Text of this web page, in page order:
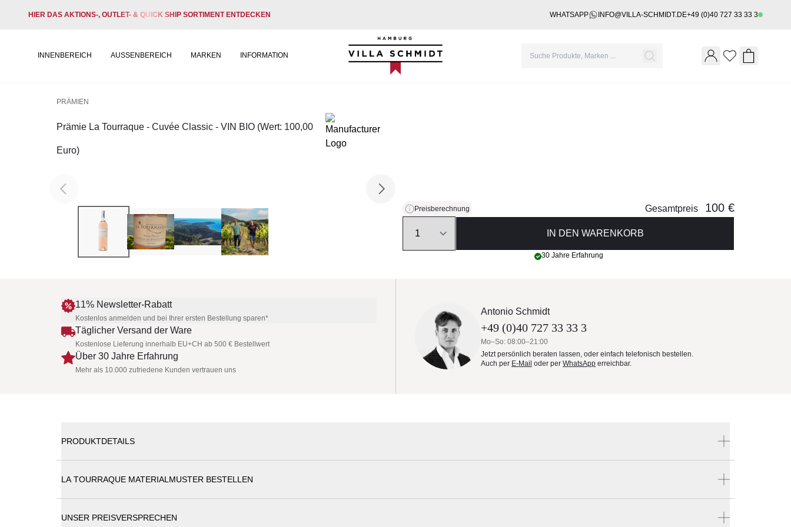
HIER DAS AKTIONS-, OUTLET- & QUICK SHIP SORTIMENT ENTDECKEN WHATSAPP INFO@VILLA-SCHMIDT.DE+49 (0)40 727 33 33 3
INNENBEREICH AUSSENBEREICH MARKEN INFORMATION
Villa Schmidt
Wishlist
PRÄMIEN
Prämie La Tourraque - Cuvée Classic - VIN BIO (Wert: 100,00
Euro)
Preisberechnung Gesamtpreis 100 €
IN DEN WARENKORB
30 Jahre Erfahrung
11% Newsletter-Rabatt
Kostenlos anmelden und bei Ihrer ersten Bestellung sparen*
Täglicher Versand der Ware
Kostenlose Lieferung innerhalb EU+CH ab 500 € Bestellwert
Über 30 Jahre Erfahrung
Mehr als 10.000 zufriedene Kunden vertrauen uns
Antonio Schmidt
+49 (0)40 727 33 33 3
Mo–So: 08:00–21:00
Jetzt persönlich beraten lassen, oder einfach telefonisch bestellen.
Auch per E-Mail oder per WhatsApp erreichbar.
PRODUKTDETAILS
Die Prämie können Sie einfach beim Kaufabschluss an der Kasse auswählen.
LA TOURRAQUE MATERIALMUSTER BESTELLEN
UNSER PREISVERSPRECHEN